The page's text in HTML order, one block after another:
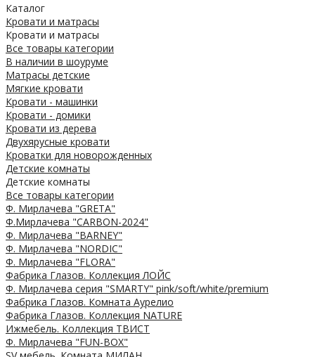
Каталог
Кровати и матрасы
Кровати и матрасы
Все товары категории
В наличии в шоуруме
Матрасы детские
Мягкие кровати
Кровати - машинки
Кровати - домики
Кровати из дерева
Двухярусные кровати
Кроватки для новорожденных
Детские комнаты
Детские комнаты
Все товары категории
Ф. Мирлачева "GRETA"
Ф.Мирлачева "CARBON-2024"
Ф. Мирлачева "BARNEY"
Ф. Мирлачева "NORDIC"
Ф. Мирлачева "FLORA"
Фабрика Глазов. Коллекция ЛОЙС
Ф. Мирлачева серия "SMARTY" pink/soft/white/premium
Фабрика Глазов. Комната Аурелио
Фабрика Глазов. Коллекция NATURE
Ижмебель. Коллекция ТВИСТ
Ф. Мирлачева "FUN-BOX"